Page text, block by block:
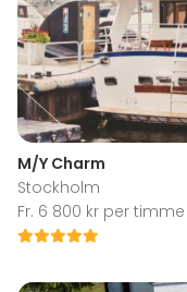
M/Y Charm
Stockholm
Fr. 6 800 kr per timme